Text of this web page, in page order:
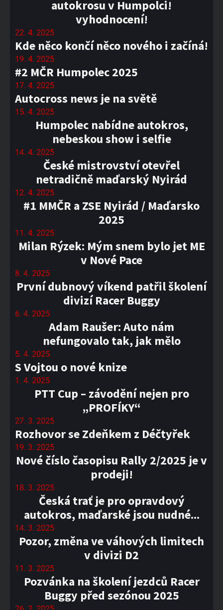
autokrosu v Humpolci!
vyhodnocení!
22. 4. 2025
Kde něco končí něco nového i začíná!
19. 4. 2025
#2 MČR Humpolec 2025
17. 4. 2025
Autocross news je na světě
15. 4. 2025
Humpolec nabídne autokros,
nebeskou show i selfie
14. 4. 2025
České mistrovství otevřel
netradičně maďarský Nyirád
12. 4. 2025
#1 MMČR a ZSE Nyirád / Maďarsko
2025
11. 4. 2025
Milan Rýzek: Mým snem bylo jet ME
v Nové Pace
8. 4. 2025
První dubnový víkend patřil školení
divizí Racer Buggy
6. 4. 2025
Adam Raušer: Auto nám
nefungovalo tak, jak mělo
5. 4. 2025
S Vojtou o nové knize
1. 4. 2025
PTT Cup – závodění nejen pro
„PROFÍKY“
27. 3. 2025
Rozhovor se Zdeňkem z Déčtyřek
19. 3. 2025
Nové číslo časopisu Rally 2/2025 je v
prodeji!
18. 3. 2025
Česká trať je pro opravdový
autokros, maďarské jsou nudné...
14. 3. 2025
Pozor, změna ve váhových limitech
v divizi D2
11. 3. 2025
Pozvánka na školení jezdců Racer
Buggy před sezónou 2025